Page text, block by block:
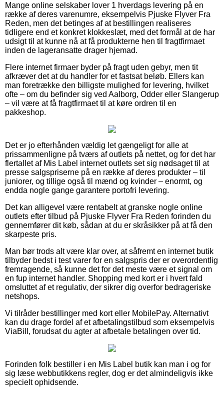
Mange online selskaber lover 1 hverdags levering på en
række af deres varenumre, eksempelvis Pjuske Flyver Fra
Reden, men det betinges af at bestillingen realiseres
tidligere end et konkret klokkeslæt, med det formål at de har
udsigt til at kunne nå at få produkterne hen til fragtfirmaet
inden de lageransatte drager hjemad.
Flere internet firmaer byder på fragt uden gebyr, men tit
afkræver det at du handler for et fastsat beløb. Ellers kan
man foretrække den billigste mulighed for levering, hvilket
ofte – om du befinder sig ved Aalborg, Odder eller Slangerup
– vil være at få fragtfirmaet til at køre ordren til en
pakkeshop.
Det er jo efterhånden vældig let gængeligt for alle at
prissammenligne på tværs af outlets på nettet, og for det har
flertallet af Mis Label internet outlets set sig nødsaget til at
presse salgspriserne på en række af deres produkter – til
juniorer, og tillige også til mænd og kvinder – enormt, og
endda nogle gange garantere portofri levering.
Det kan alligevel være rentabelt at granske nogle online
outlets efter tilbud på Pjuske Flyver Fra Reden forinden du
gennemfører dit køb, sådan at du er skråsikker på at få den
skarpeste pris.
Man bør trods alt være klar over, at såfremt en internet butik
tilbyder bedst i test varer for en salgspris der er overordentlig
fremragende, så kunne det for det meste være et signal om
en fup internet handler. Shopping med kort er i hvert fald
omsluttet af et regulativ, der sikrer dig overfor bedrageriske
netshops.
Vi tilråder bestillinger med kort eller MobilePay. Alternativt
kan du drage fordel af et afbetalingstilbud som eksempelvis
ViaBill, forudsat du agter at afbetale betalingen over tid.
Forinden folk bestiller i en Mis Label butik kan man i og for
sig læse webbutikkens regler, dog er det almindeligvis ikke
specielt ophidsende.